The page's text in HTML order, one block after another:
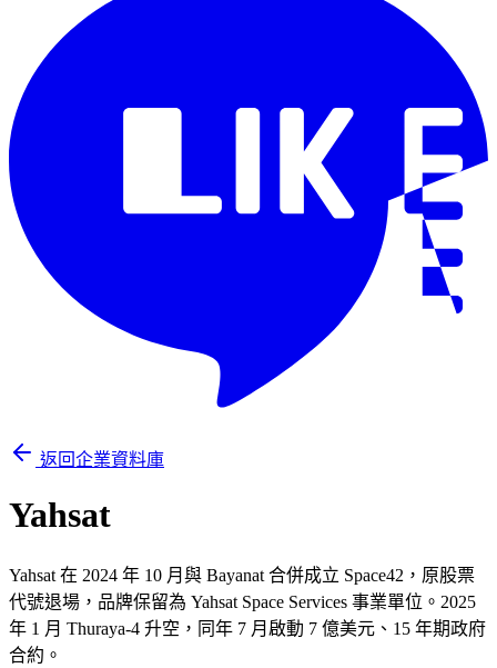
返回企業資料庫
Yahsat
Yahsat 在 2024 年 10 月與 Bayanat 合併成立 Space42，原股票
代號退場，品牌保留為 Yahsat Space Services 事業單位。2025
年 1 月 Thuraya-4 升空，同年 7 月啟動 7 億美元、15 年期政府
合約。